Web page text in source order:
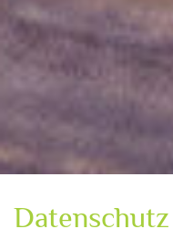
Datenschutz